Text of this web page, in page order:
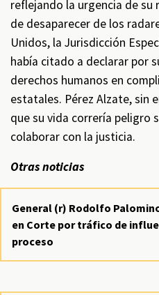
reflejando la urgencia de su
de desaparecer de los
Unidos, la Jurisdicción
había citado a declarar por
derechos humanos en
estatales. Pérez Alzate, sin
que su vida correría peligro
colaborar con la justicia.
Otras noticias
General (r) Rodolfo
en Corte por tráfico de
proceso